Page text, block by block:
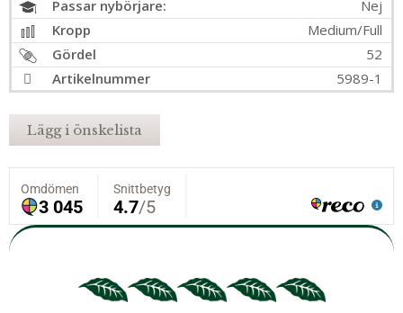
Passar nybörjare:
Nej
Kropp
Medium/Full
Gördel
52
Artikelnummer
5989-1
Lägg i önskelista